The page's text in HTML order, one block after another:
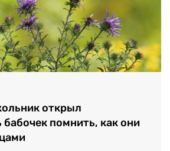
открыл
бабочек помнить, как они